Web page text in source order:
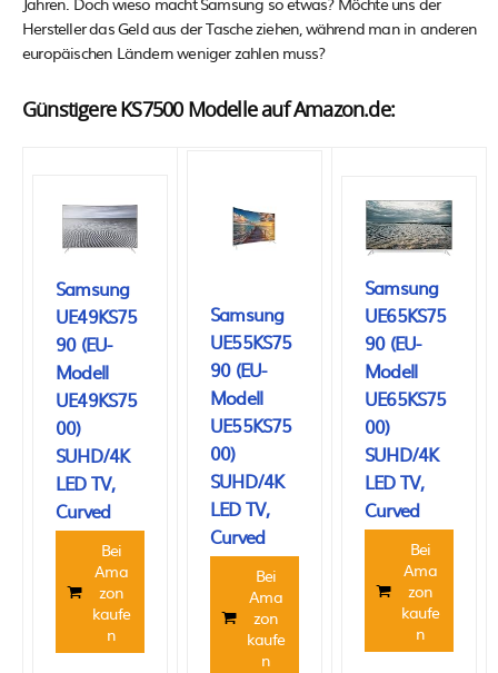
Hersteller das Geld aus der Tasche ziehen, während man in anderen
europäischen Ländern weniger zahlen muss?
Günstigere KS7500 Modelle auf Amazon.de:
Samsung
UE49KS75
90 (EU-
Modell
UE49KS75
00)
SUHD/4K
LED TV,
Curved
Bei
Ama
zon
kaufe
n
Samsung
UE55KS75
90 (EU-
Modell
UE55KS75
00)
SUHD/4K
LED TV,
Curved
Bei
Ama
zon
kaufe
n
Samsung
UE65KS75
90 (EU-
Modell
UE65KS75
00)
SUHD/4K
LED TV,
Curved
Bei
Ama
zon
kaufe
n